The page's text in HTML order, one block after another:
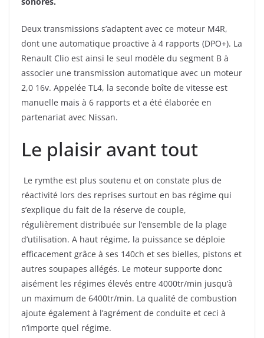
Deux transmissions s’adaptent avec ce moteur M4R,
dont une automatique proactive à 4 rapports (DPO+). La
Renault Clio est ainsi le seul modèle du segment B à
associer une transmission automatique avec un moteur
2,0 16v. Appelée TL4, la seconde boîte de vitesse est
manuelle mais à 6 rapports et a été élaborée en
partenariat avec Nissan.
Le plaisir avant tout
Le rymthe est plus soutenu et on constate plus de
réactivité lors des reprises surtout en bas régime qui
s’explique du fait de la réserve de couple,
régulièrement distribuée sur l’ensemble de la plage
d’utilisation. A haut régime, la puissance se déploie
efficacement grâce à ses 140ch et ses bielles, pistons et
autres soupapes allégés. Le moteur supporte donc
aisément les régimes élevés entre 4000tr/min jusqu’à
un maximum de 6400tr/min. La qualité de combustion
ajoute également à l’agrément de conduite et ceci à
n’importe quel régime.